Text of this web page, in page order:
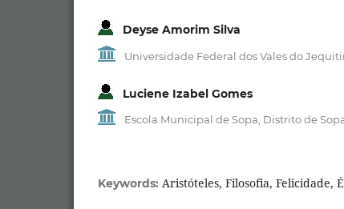
Deyse Amorim Silva
Universidade Federal dos Vales do
Luciene Izabel Gomes
Escola Municipal de Sopa, Distrito de
Keywords: Aristóteles, Filosofia, Felicidade,